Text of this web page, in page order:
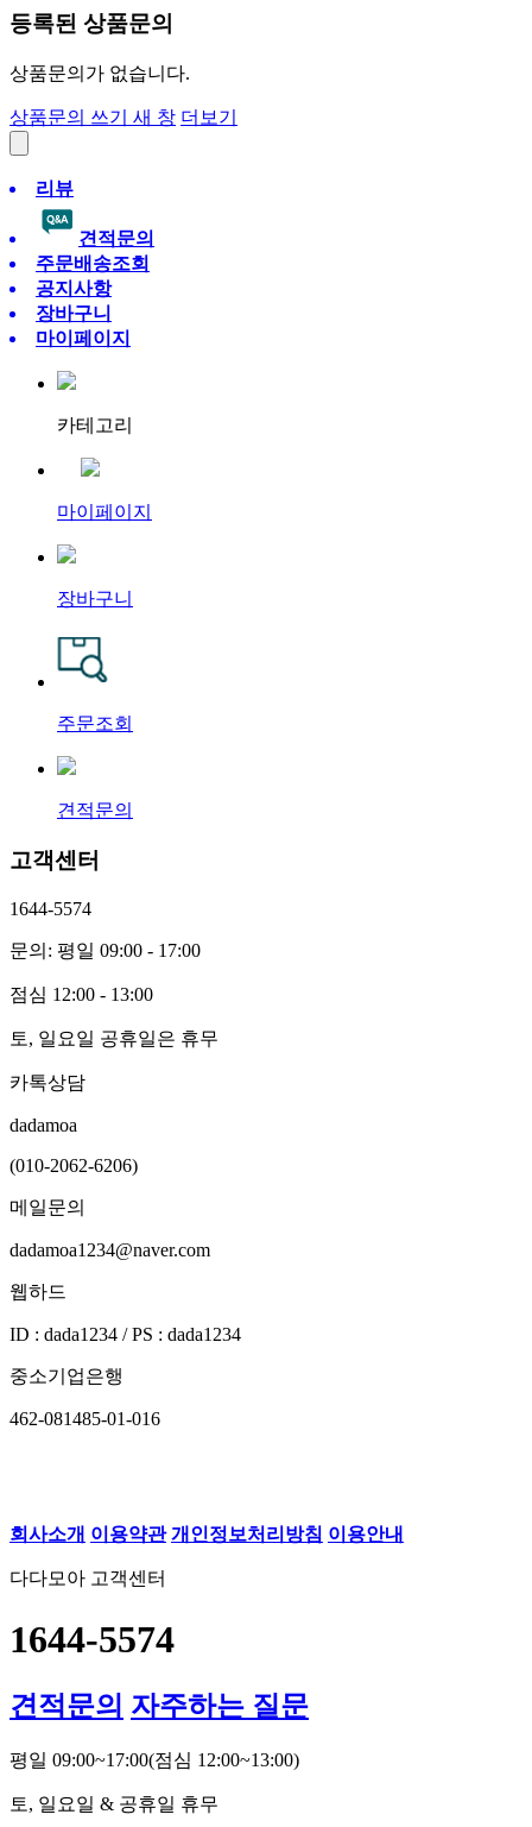
등록된 상품문의
상품문의가 없습니다.
상품문의 쓰기 새 창 더보기
리뷰
견적문의
주문배송조회
공지사항
장바구니
마이페이지
카테고리
마이페이지
장바구니
주문조회
견적문의
고객센터
1644-5574
문의: 평일 09:00 - 17:00
점심 12:00 - 13:00
토, 일요일 공휴일은 휴무
카톡상담
dadamoa
(010-2062-6206)
메일문의
dadamoa1234@naver.com
웹하드
ID : dada1234 / PS : dada1234
중소기업은행
462-081485-01-016
회사소개 이용약관 개인정보처리방침 이용안내
다다모아 고객센터
1644-5574
견적문의 자주하는 질문
평일 09:00~17:00(점심 12:00~13:00)
토, 일요일 & 공휴일 휴무